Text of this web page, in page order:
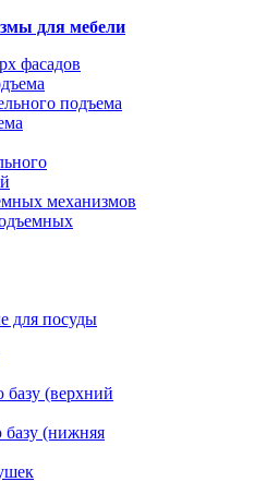
для мебели
фасадов
подъема
механизмов
(верхний
(нижняя